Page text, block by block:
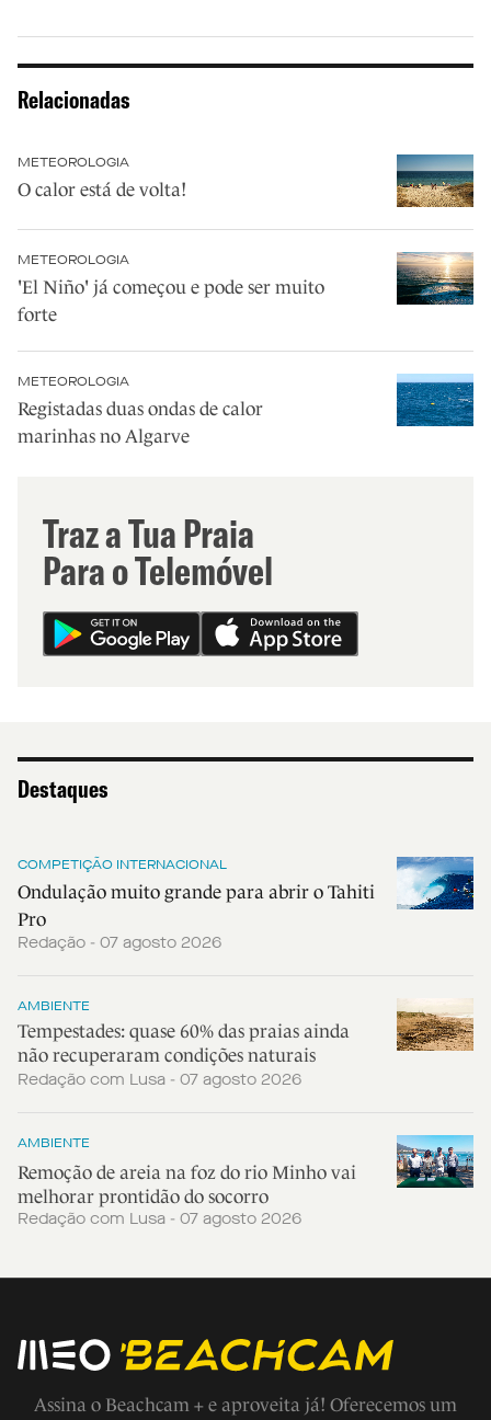
Relacionadas
METEOROLOGIA
O calor está de volta!
METEOROLOGIA
'El Niño' já começou e pode ser muito
forte
METEOROLOGIA
Registadas duas ondas de calor
marinhas no Algarve
Traz a Tua Praia
Para o Telemóvel
Destaques
COMPETIÇÃO INTERNACIONAL
Ondulação muito grande para abrir o Tahiti
Pro
Redação - 07 agosto 2026
AMBIENTE
Tempestades: quase 60% das praias ainda
não recuperaram condições naturais
Redação com Lusa - 07 agosto 2026
AMBIENTE
Remoção de areia na foz do rio Minho vai
melhorar prontidão do socorro
Redação com Lusa - 07 agosto 2026
Assina o Beachcam + e aproveita já! Oferecemos um